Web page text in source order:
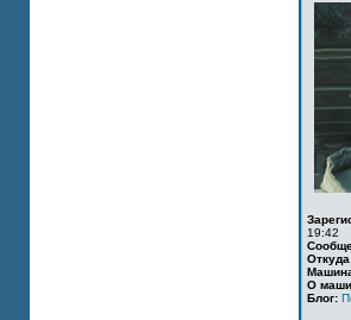
19:42
О
Блог: